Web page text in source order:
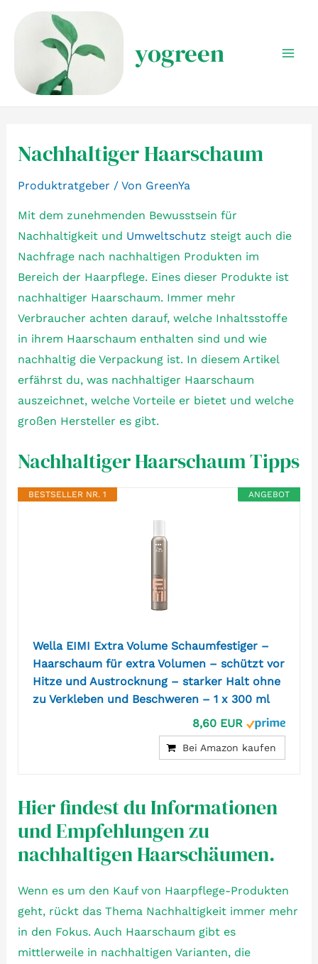
springen
yogreen
Nachhaltiger Haarschaum
Produktratgeber / Von GreenYa
Mit dem zunehmenden Bewusstsein für
Nachhaltigkeit und Umweltschutz steigt auch die
Nachfrage nach nachhaltigen Produkten im
Bereich der Haarpflege. Eines dieser Produkte ist
nachhaltiger Haarschaum. Immer mehr
Verbraucher achten darauf, welche Inhaltsstoffe
in ihrem Haarschaum enthalten sind und wie
nachhaltig die Verpackung ist. In diesem Artikel
erfährst du, was nachhaltiger Haarschaum
auszeichnet, welche Vorteile er bietet und welche
großen Hersteller es gibt.
Nachhaltiger Haarschaum Tipps
ANGEBOT
BESTSELLER NR. 1
Wella EIMI Extra Volume Schaumfestiger –
Haarschaum für extra Volumen – schützt vor
Hitze und Austrocknung – starker Halt ohne
zu Verkleben und Beschweren – 1 x 300 ml
8,60 EUR
Bei Amazon kaufen
Hier findest du Informationen
und Empfehlungen zu
nachhaltigen Haarschäumen.
Wenn es um den Kauf von Haarpflege-Produkten
geht, rückt das Thema Nachhaltigkeit immer mehr
in den Fokus. Auch Haarschaum gibt es
mittlerweile in nachhaltigen Varianten, die